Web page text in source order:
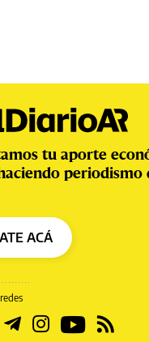
tu aporte
periodismo
ACÁ